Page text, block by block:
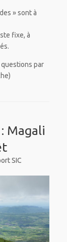
» sont à
fixe, à
par
Magali
SIC